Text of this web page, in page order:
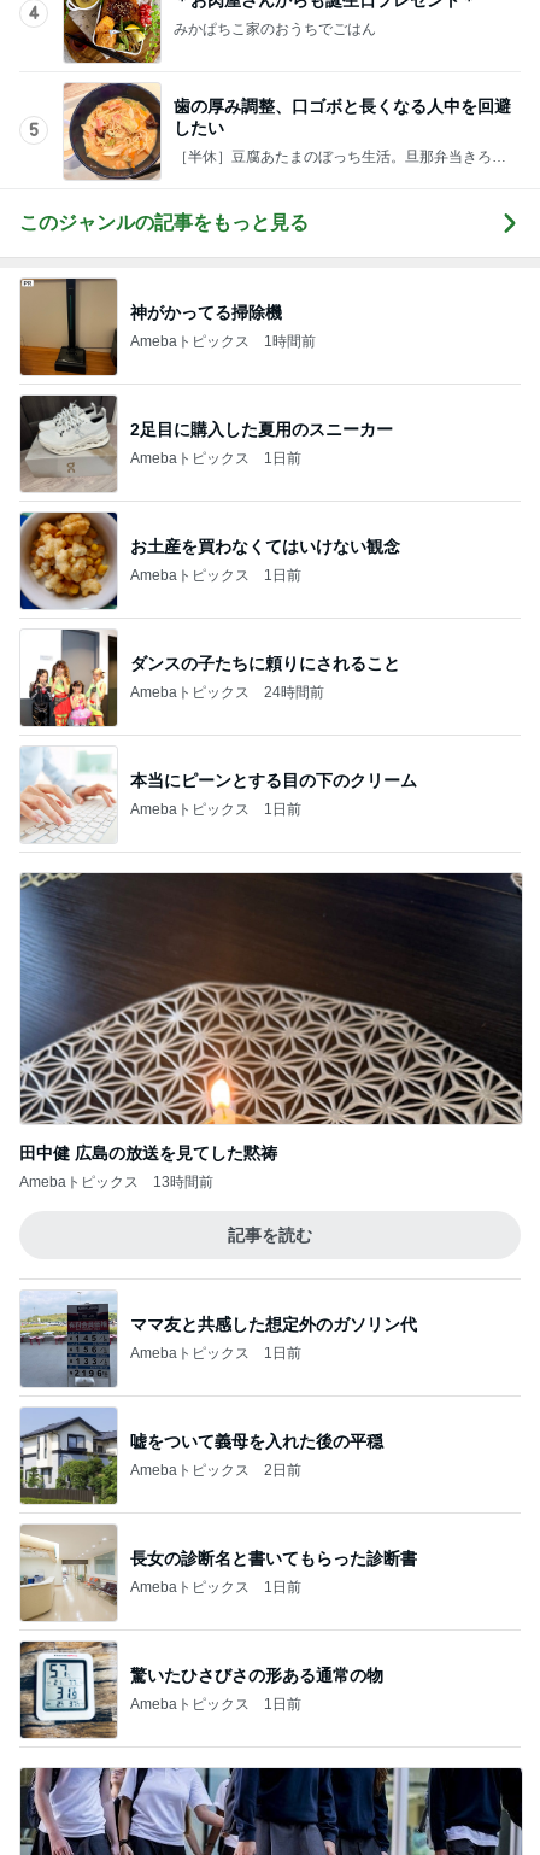
4
みかぱちこ家のおうちでごはん
5
歯の厚み調整、口ゴボと長くなる人中を回避
したい
［半休］豆腐あたまのぼっち生活。旦那弁当きろく
このジャンルの記事をもっと見る
神がかってる掃除機
Amebaトピックス 1時間前
2足目に購入した夏用のスニーカー
Amebaトピックス 1日前
お土産を買わなくてはいけない観念
Amebaトピックス 1日前
ダンスの子たちに頼りにされること
Amebaトピックス 24時間前
本当にピーンとする目の下のクリーム
Amebaトピックス 1日前
田中健 広島の放送を見てした黙祷
Amebaトピックス 13時間前
記事を読む
ママ友と共感した想定外のガソリン代
Amebaトピックス 1日前
嘘をついて義母を入れた後の平穏
Amebaトピックス 2日前
長女の診断名と書いてもらった診断書
Amebaトピックス 1日前
驚いたひさびさの形ある通常の物
Amebaトピックス 1日前